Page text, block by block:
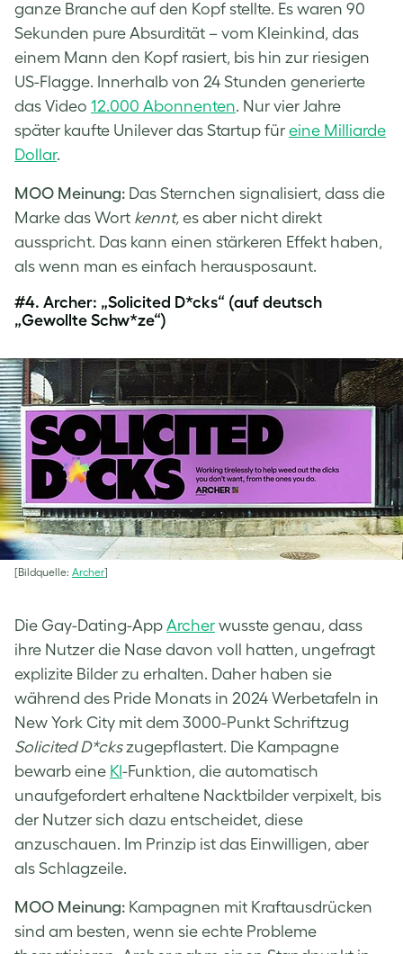
ganze Branche auf den Kopf stellte. Es waren 90
Sekunden pure Absurdität – vom Kleinkind, das
einem Mann den Kopf rasiert, bis hin zur riesigen
US-Flagge. Innerhalb von 24 Stunden generierte
das Video 12.000 Abonnenten. Nur vier Jahre
später kaufte Unilever das Startup für eine Milliarde
Dollar.
MOO Meinung: Das Sternchen signalisiert, dass die
Marke das Wort kennt, es aber nicht direkt
ausspricht. Das kann einen stärkeren Effekt haben,
als wenn man es einfach herausposaunt.
#4. Archer: „Solicited D*cks“ (auf deutsch
„Gewollte Schw*ze“)
[Bildquelle: Archer]
Die Gay-Dating-App Archer wusste genau, dass
ihre Nutzer die Nase davon voll hatten, ungefragt
explizite Bilder zu erhalten. Daher haben sie
während des Pride Monats in 2024 Werbetafeln in
New York City mit dem 3000-Punkt Schriftzug
Solicited D*ckszugepflastert. Die Kampagne
bewarb eine KI-Funktion, die automatisch
unaufgefordert erhaltene Nacktbilder verpixelt, bis
der Nutzer sich dazu entscheidet, diese
anzuschauen. Im Prinzip ist das Einwilligen, aber
als Schlagzeile.
MOO Meinung: Kampagnen mit Kraftausdrücken
sind am besten, wenn sie echte Probleme